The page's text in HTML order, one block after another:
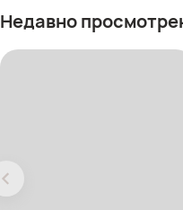
Недавно